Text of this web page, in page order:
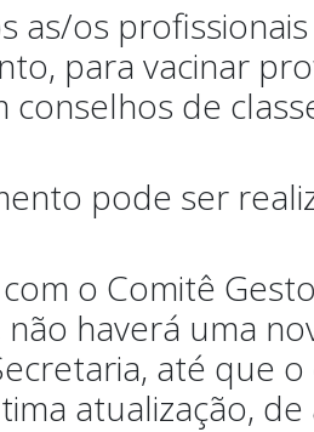
as/os
para vacinar
conselhos de
pode ser
o Comitê
não haverá uma
até que
atualização,